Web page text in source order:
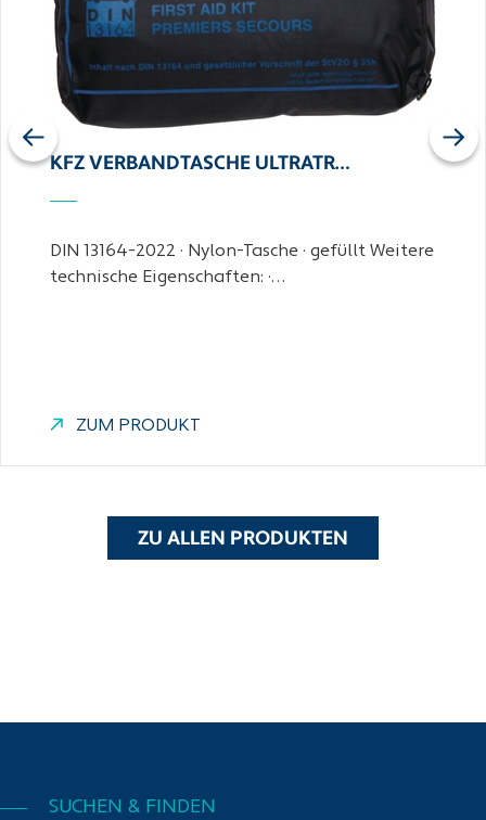
KFZ VERBANDTASCHE ULTRATR…
DIN 13164-2022 · Nylon-Tasche · gefüllt Weitere
technische Eigenschaften: ·…
ZUM PRODUKT
Previous Next
ZU ALLEN PRODUKTEN
SUCHEN & FINDEN